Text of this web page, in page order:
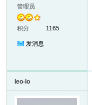
管理员
积分 1165
发消息
leo-lo